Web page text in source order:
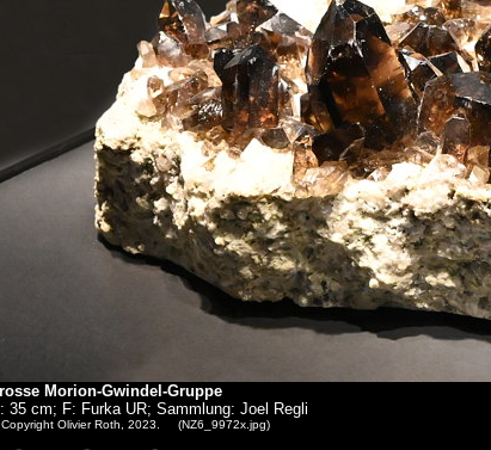
Morion-Gwindel-Gruppe
35 cm; F: Furka UR; Sammlung: Joel Regli
Olivier Roth, 2023. (NZ6_9972x.jpg)